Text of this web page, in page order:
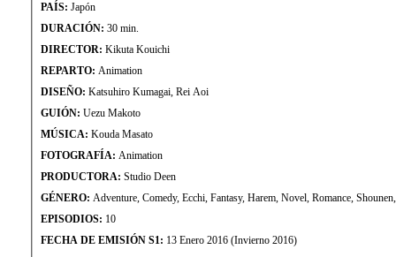
PAÍS: Japón
DURACIÓN: 30 min.
DIRECTOR: Kikuta Kouichi
REPARTO: Animation
DISEÑO: Katsuhiro Kumagai, Rei Aoi
GUIÓN: Uezu Makoto
MÚSICA: Kouda Masato
FOTOGRAFÍA: Animation
PRODUCTORA: Studio Deen
GÉNERO: Adventure, Comedy, Ecchi, Fantasy, Harem, Novel, Romance,
EPISODIOS: 10
FECHA DE EMISIÓN S1: 13 Enero 2016 (Invierno 2016)